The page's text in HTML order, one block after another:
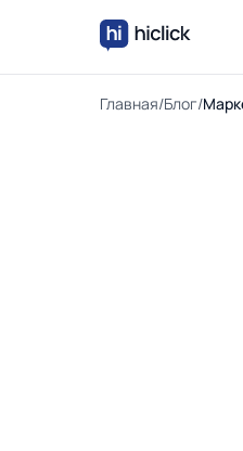
Главная/Блог/